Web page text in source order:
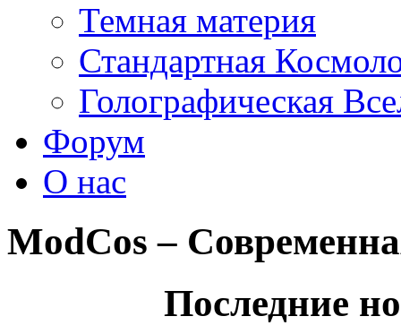
Темная материя
Стандартная
Голографическая
Форум
О нас
ModCos –
Последние